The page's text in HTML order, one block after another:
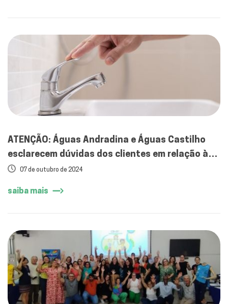
ATENÇÃO: Águas Andradina e Águas Castilho
esclarecem dúvidas dos clientes em relação à
estiagem
07 de outubro de 2024
saiba mais